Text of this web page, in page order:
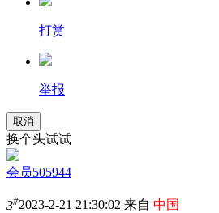
打赏
举报
取消
换个头试试
会员505944
3#2023-2-21 21:30:02 来自 中国